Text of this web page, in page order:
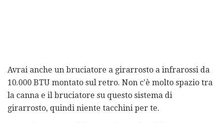
Avrai anche un bruciatore a girarrosto a infrarossi da
10.000 BTU montato sul retro. Non c'è molto spazio tra
la canna e il bruciatore su questo sistema di
girarrosto, quindi niente tacchini per te.